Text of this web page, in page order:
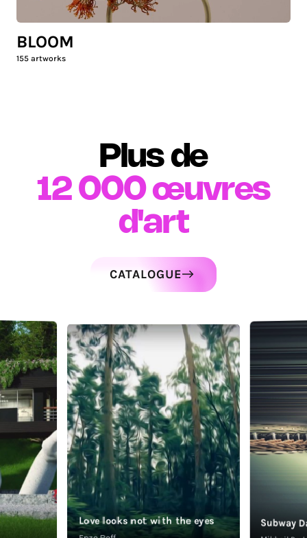
BLOOM
155 artworks
Plus de
12 000 œuvres
d'art
Love looks not with the eyes Subway
CATALOGUE